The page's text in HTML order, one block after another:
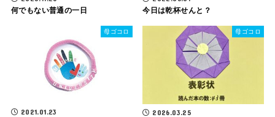
何でもない普通の一日 今日は乾杯せんと？
母ゴコロ
2021.01.23
母ゴコロ
2026.03.25